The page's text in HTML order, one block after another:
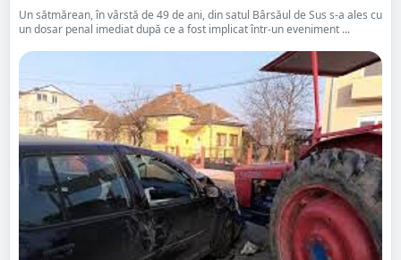
Un sătmărean, în vârstă de 49 de ani, din satul Bârsăul de Sus s-a ales cu
un dosar penal imediat după ce a fost implicat într-un eveniment ...